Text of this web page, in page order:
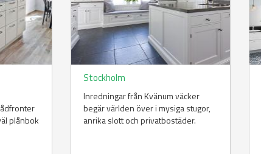
plånbok
Stockholm
Inredningar från Kvänum väcker
begär världen över i mysiga stugor,
anrika slott och privatbostäder.